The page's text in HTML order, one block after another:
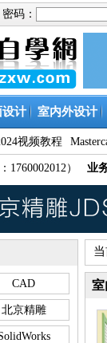
密码：
设计 室内外设计
视频教程
：1760002012） 业
CAD
北京精雕
室